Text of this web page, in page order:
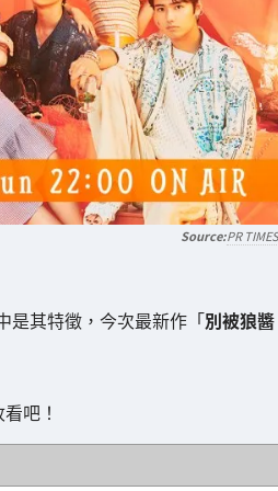
PR TIMES
是其特徵，今次最新作「別被狼醬
吧！